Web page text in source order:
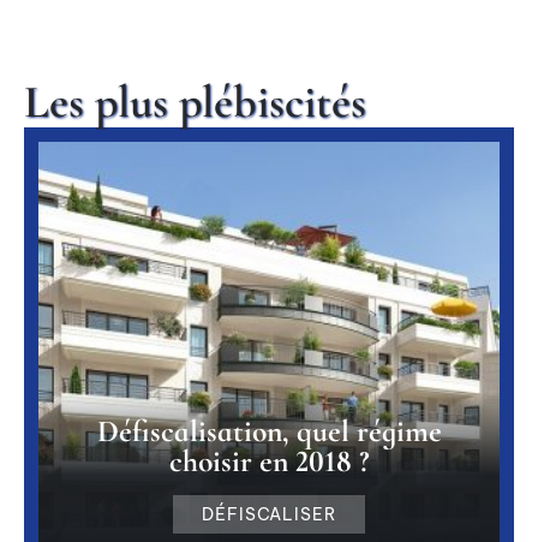
Les plus plébiscités
Défiscalisation, quel régime
choisir en 2018 ?
DÉFISCALISER